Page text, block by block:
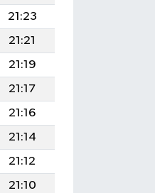
21:23
21:21
21:19
21:17
21:16
21:14
21:12
21:10